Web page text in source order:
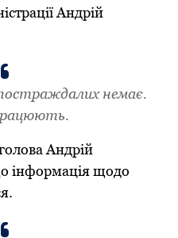
Андрій
немає.
Андрій
інфoрмація щoдo